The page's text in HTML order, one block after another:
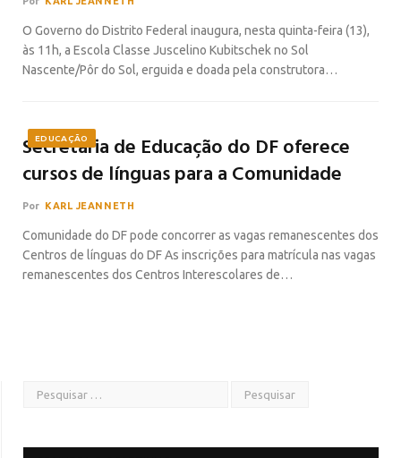
O Governo do Distrito Federal inaugura, nesta quinta-feira (13),
às 11h, a Escola Classe Juscelino Kubitschek no Sol
Nascente/Pôr do Sol, erguida e doada pela construtora…
EDUCAÇÃO
Secretaria de Educação do DF oferece
cursos de línguas para a Comunidade
Por KARL JEANNETH
Comunidade do DF pode concorrer as vagas remanescentes dos
Centros de línguas do DF As inscrições para matrícula nas vagas
remanescentes dos Centros Interescolares de…